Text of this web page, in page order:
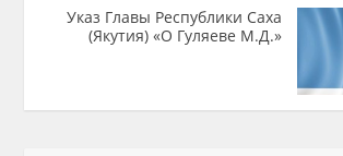
Указ Главы Республики Саха
(Якутия) «О Гуляеве М.Д.»